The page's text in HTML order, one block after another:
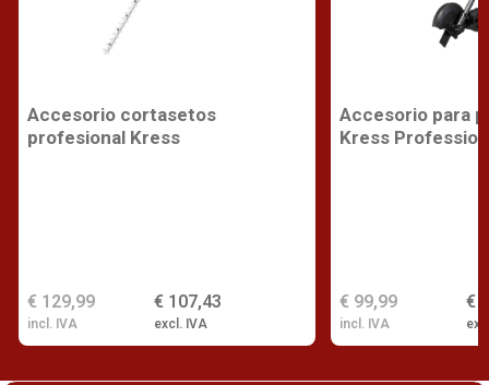
Accesorio cortasetos
profesional Kress
€ 107,43
excl. IVA
€ 129,99
incl. IVA
Accesorio para
Kress
€
€ 99,99
incl. IVA